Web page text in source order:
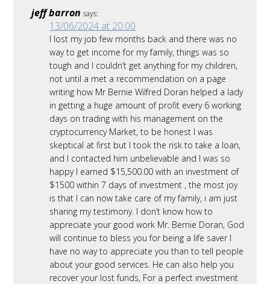
jeff barron says:
13/06/2024 at 20:00
I lost my job few months back and there was no
way to get income for my family, things was so
tough and I couldn’t get anything for my children,
not until a met a recommendation on a page
writing how Mr Bernie Wilfred Doran helped a lady
in getting a huge amount of profit every 6 working
days on trading with his management on the
cryptocurrency Market, to be honest I was
skeptical at first but I took the risk to take a loan,
and I contacted him unbelievable and I was so
happy I earned $15,500.00 with an investment of
$1500 within 7 days of investment , the most joy
is that I can now take care of my family, i am just
sharing my testimony. I don’t know how to
appreciate your good work Mr. Bernie Doran, God
will continue to bless you for being a life saver I
have no way to appreciate you than to tell people
about your good services. He can also help you
recover your lost funds, For a perfect investment